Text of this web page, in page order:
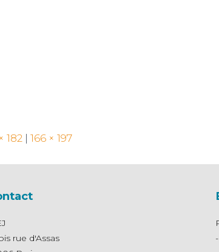
182 166 × 197
rue d'Assas